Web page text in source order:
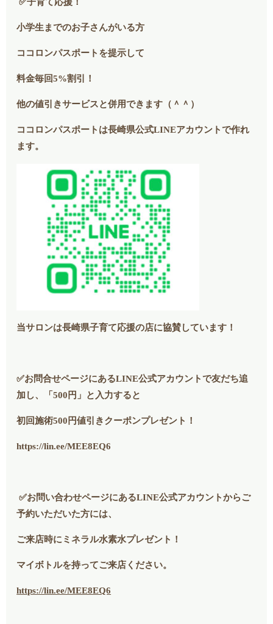
小学生までのお子さんがいる方
ココロンパスポートを提示して
料金毎回5%割引！
他の値引きサービスと併用できます（＾＾）
ココロンパスポートは長崎県公式LINEアカウントで作れ
ます。
当サロンは長崎県子育て応援の店に協賛しています！
✅お問合せページにあるLINE公式アカウントで友だち追
加し、「500円」と入力すると
初回施術500円値引きクーポンプレゼント！
https://lin.ee/MEE8EQ6
✅お問い合わせページにあるLINE公式アカウントからご
予約いただいた方には、
ご来店時にミネラル水素水プレゼント！
マイボトルを持ってご来店ください。
https://lin.ee/MEE8EQ6